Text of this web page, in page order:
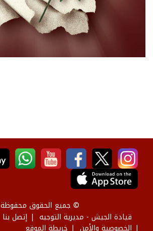
© جميع الحقوق محفوظة
قيادة الجيش - مديرية التوجيه
إتصل بنا